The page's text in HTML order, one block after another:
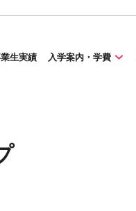
生実績 入学案内・学費